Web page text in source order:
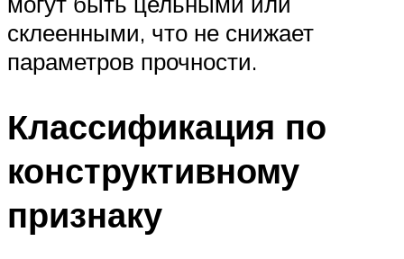
склеенными, что не снижает
параметров прочности.
Классификация по
конструктивному
признаку